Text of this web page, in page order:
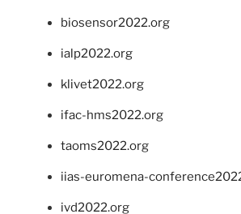
biosensor2022.org
ialp2022.org
klivet2022.org
ifac-hms2022.org
taoms2022.org
iias-euromena-
ivd2022.org